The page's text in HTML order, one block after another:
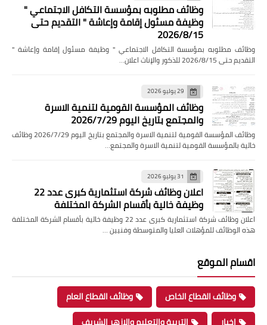
وظائف مطلوبه بمؤسسة التكافل الاجتماعي "
وظيفة مسئول إقامة وإعاشة " التقديم حتى
2026/8/15
وظائف مطلوبه بمؤسسة التكافل الاجتماعي " وظيفة مسئول إقامة وإعاشة "
التقديم حتى 2026/8/15 للذكور والإناث اعلان…
29 يوليو 2026
وظائف المؤسسة القومية لتنمية الاسرة
والمجتمع بتاريخ اليوم 2026/7/29
وظائف المؤسسة القومية لتنمية الاسرة والمجتمع بتاريخ اليوم 2026/7/29 وظائف
خالية بالمؤسسة القومية لتنمية الاسرة والمجتمع…
31 يوليو 2026
اعلان وظائف شركة استثمارية كبرى عدد 22
وظيفة خالية بأقسام الشركة المختلفة
اعلان وظائف شركة استثمارية كبرى عدد 22 وظيفة خالية بأقسام الشركة المختلفة
هذه الوظائف للمؤهلات العليا والمتوسطة وفنيين …
اقسام الموقع
وظائف القطاع الخاص
وظائف القطاع العام